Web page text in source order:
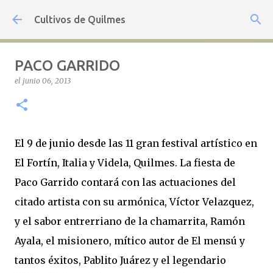
Ir al contenido principal
Cultivos de Quilmes
PACO GARRIDO
el junio 06, 2013
El 9 de junio desde las 11 gran festival artístico en
El Fortín, Italia y Videla, Quilmes. La fiesta de
Paco Garrido contará con las actuaciones del
citado artista con su armónica, Víctor Velazquez,
y el sabor entrerriano de la chamarrita, Ramón
Ayala, el misionero, mítico autor de El mensú y
tantos éxitos, Pablito Juárez y el legendario